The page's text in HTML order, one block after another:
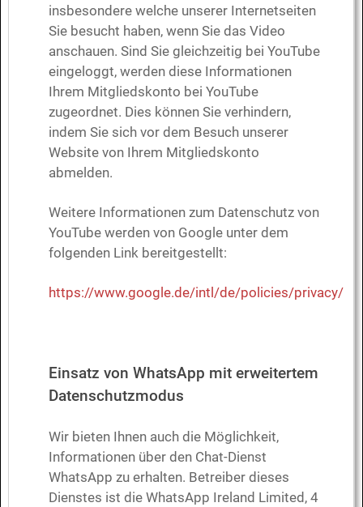
insbesondere welche unserer Internetseiten
Sie besucht haben, wenn Sie das Video
anschauen. Sind Sie gleichzeitig bei YouTube
eingeloggt, werden diese Informationen
Ihrem Mitgliedskonto bei YouTube
zugeordnet. Dies können Sie verhindern,
indem Sie sich vor dem Besuch unserer
Website von Ihrem Mitgliedskonto
abmelden.
Weitere Informationen zum Datenschutz von
YouTube werden von Google unter dem
folgenden Link bereitgestellt:
https://www.google.de/intl/de/policies/privacy/
Einsatz von WhatsApp mit erweitertem
Datenschutzmodus
Wir bieten Ihnen auch die Möglichkeit,
Informationen über den Chat-Dienst
WhatsApp zu erhalten. Betreiber dieses
Dienstes ist die WhatsApp Ireland Limited, 4